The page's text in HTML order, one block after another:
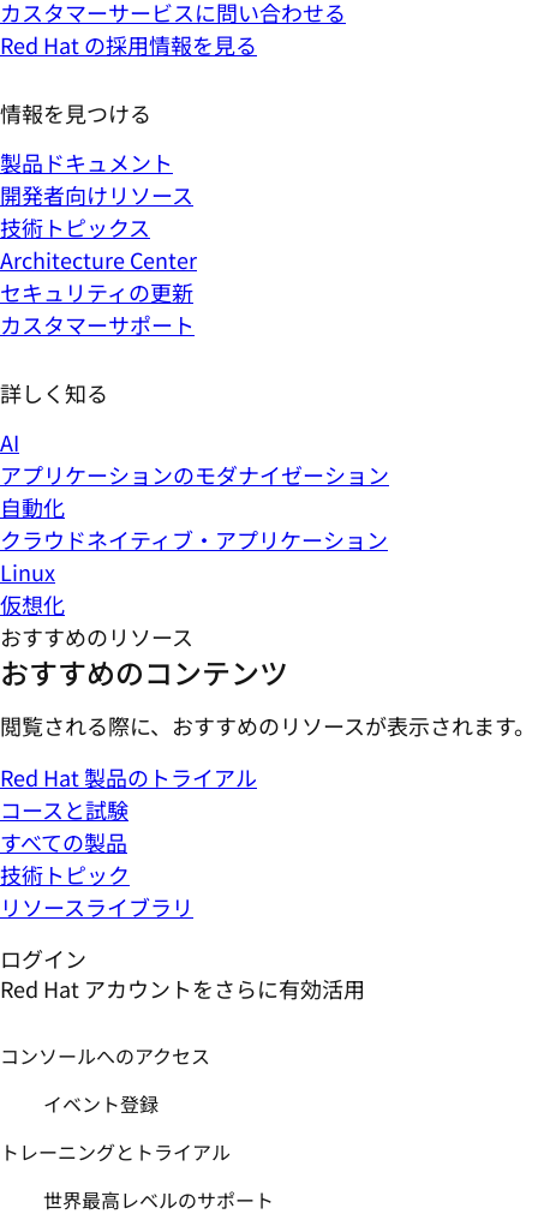
カスタマーサービスに問い合わせる
Red Hat の採用情報を見る
情報を見つける
製品ドキュメント
開発者向けリソース
技術トピックス
Architecture Center
セキュリティの更新
カスタマーサポート
詳しく知る
AI
アプリケーションのモダナイゼーション
自動化
クラウドネイティブ・アプリケーション
Linux
仮想化
おすすめのリソース
おすすめのコンテンツ
閲覧される際に、おすすめのリソースが表示されます。
Red Hat 製品のトライアル
コースと試験
すべての製品
技術トピック
リソースライブラリ
ログイン
Red Hat アカウントをさらに有効活用
コンソールへのアクセス
イベント登録
トレーニングとトライアル
世界最高レベルのサポート